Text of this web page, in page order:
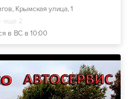
Крымская улица, 1
еще 2
в ВС в 10:00